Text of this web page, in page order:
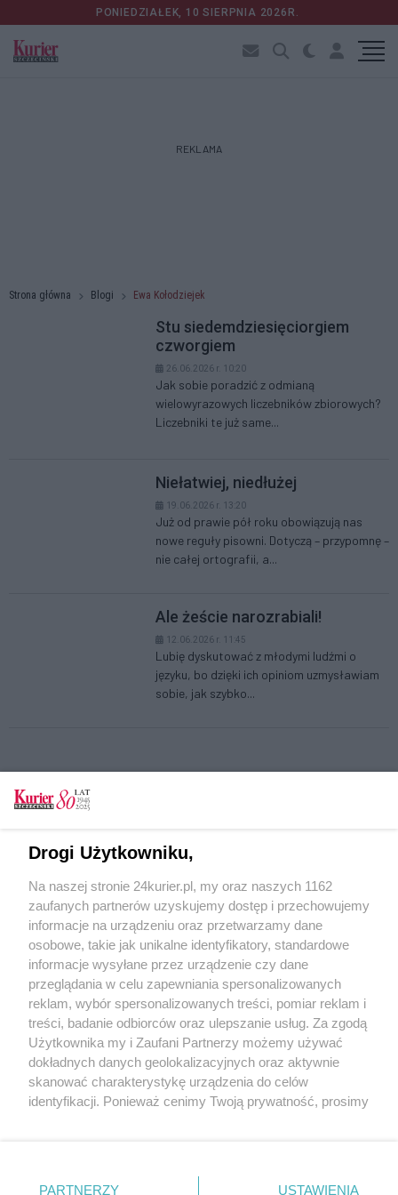
PONIEDZIAŁEK, 10 SIERPNIA 2026R.
REKLAMA
Strona główna Blogi Ewa Kołodziejek
Stu siedemdziesięciorgiem
czworgiem
26.06.2026 r. 10:20
Jak sobie poradzić z odmianą
wielowyrazowych liczebników zbiorowych?
Liczebniki te już same...
Niełatwiej, niedłużej
19.06.2026 r. 13:20
Już od prawie pół roku obowiązują nas
nowe reguły pisowni. Dotyczą – przypomnę –
nie całej ortografii, a...
Ale żeście narozrabiali!
12.06.2026 r. 11:45
Lubię dyskutować z młodymi ludźmi o
języku, bo dzięki ich opiniom uzmysławiam
sobie, jak szybko...
Dopytać się
05.06.2026 r. 10:32
Czy można mówić: słuchać się, pytać się,
wracać się? Czy można dopytać się o coś?
Takie pytania zadają osoby...
Copyright © 2022 Kurier Szczeciński sp. z o.o.
Drogi Użytkowniku,
Na naszej stronie 24kurier.pl, my oraz naszych 1162
zaufanych partnerów uzyskujemy dostęp i przechowujemy
informacje na urządzeniu oraz przetwarzamy dane
osobowe, takie jak unikalne identyfikatory, standardowe
informacje wysyłane przez urządzenie czy dane
przeglądania w celu zapewniania spersonalizowanych
reklam, wybór spersonalizowanych treści, pomiar reklam i
treści, badanie odbiorców oraz ulepszanie usług. Za zgodą
Użytkownika my i Zaufani Partnerzy możemy używać
dokładnych danych geolokalizacyjnych oraz aktywnie
skanować charakterystykę urządzenia do celów
identyfikacji. Ponieważ cenimy Twoją prywatność, prosimy
prywatności znajdujący się w lewym dolnym rogu strony
PARTNERZY USTAWIENIA